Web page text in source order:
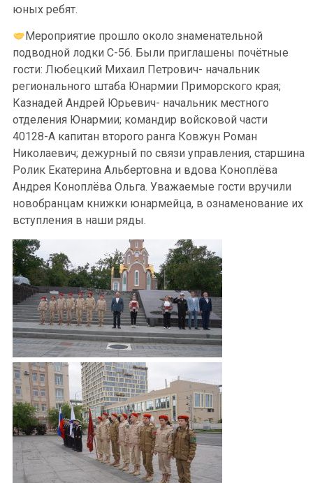
юных ребят.
Мероприятие прошло около знаменательной
подводной лодки С-56. Были приглашены почётные
гости: Любецкий Михаил Петрович- начальник
регионального штаба Юнармии Приморского края;
Казнадей Андрей Юрьевич- начальник местного
отделения Юнармии; командир войсковой части
40128-А капитан второго ранга Ковжун Роман
Николаевич; дежурный по связи управления, старшина
Ролик Екатерина Альбертовна и вдова Коноплёва
Андрея Коноплёва Ольга. Уважаемые гости вручили
новобранцам книжки юнармейца, в ознаменование их
вступления в наши ряды.